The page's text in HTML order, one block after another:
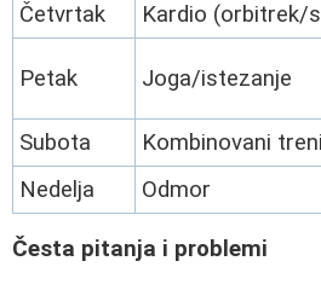
Četvrtak Kardio (orbitrek/
Petak Joga/istezanje
Subota
Kombinovani
Nedelja
Odmor
Česta pitanja i problemi